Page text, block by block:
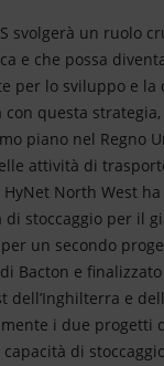
svolgerà un ruolo
e che possa
per lo sviluppo e la
con questa
piano nel Regno
attività di
North West
di stoccaggio per il
un secondo
Bacton e
dell’Inghilterra e
i due progetti
di